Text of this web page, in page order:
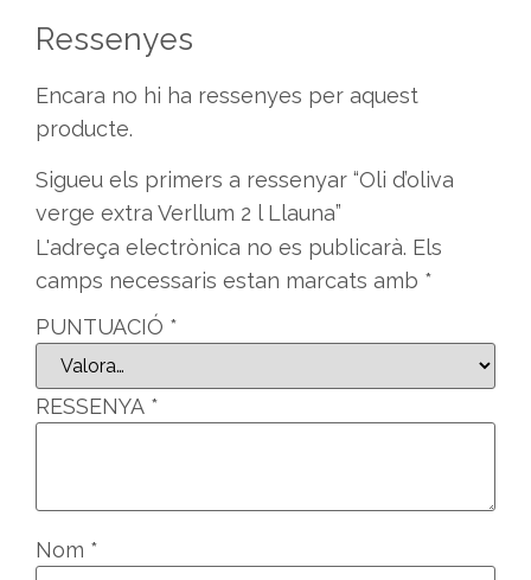
Ressenyes
Encara no hi ha ressenyes per aquest
producte.
Sigueu els primers a ressenyar “Oli d’oliva
verge extra Verllum 2 l Llauna”
L'adreça electrònica no es publicarà. Els
camps necessaris estan marcats amb *
PUNTUACIÓ *
RESSENYA *
Nom *